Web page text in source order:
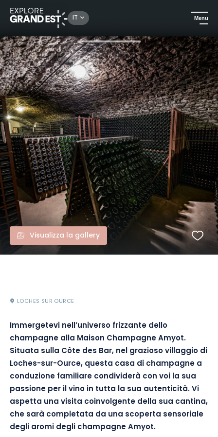
IT Menu
Gastronomia ed enoturismo Visita della cantina e degustazione - Champagne Amyot
Visualizza la gallery
LOCHES SUR OURCE
Immergetevi nell’universo frizzante dello
champagne alla Maison Champagne Amyot.
Situata sulla Côte des Bar, nel grazioso villaggio di
Loches-sur-Ource, questa casa di champagne a
conduzione familiare condividerà con voi la sua
passione per il vino in tutta la sua autenticità. Vi
aspetta una visita coinvolgente della sua cantina,
che sarà completata da una scoperta sensoriale
degli aromi degli champagne Amyot.